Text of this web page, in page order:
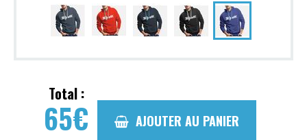
Total :
65€ AJOUTER AU PANIER